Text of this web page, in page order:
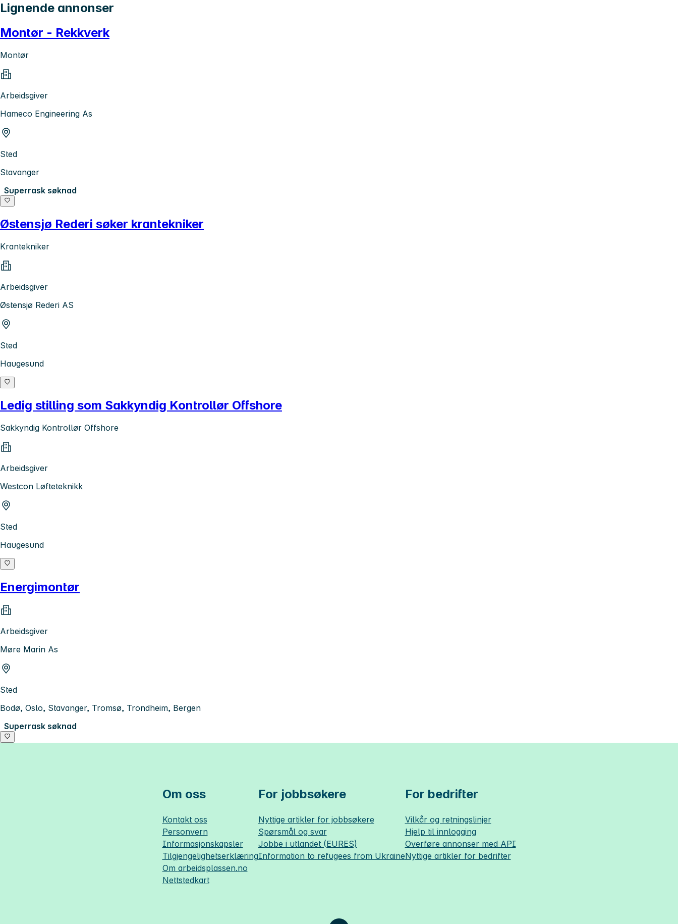
Lignende annonser
Montør - Rekkverk
Montør
Arbeidsgiver
Hameco Engineering As
Sted
Stavanger
Superrask søknad
Østensjø Rederi søker krantekniker
Krantekniker
Arbeidsgiver
Østensjø Rederi AS
Sted
Haugesund
Ledig stilling som Sakkyndig Kontrollør Offshore
Sakkyndig Kontrollør Offshore
Arbeidsgiver
Westcon Løfteteknikk
Sted
Haugesund
Energimontør
Arbeidsgiver
Møre Marin As
Sted
Bodø, Oslo, Stavanger, Tromsø, Trondheim, Bergen
Superrask søknad
Om oss
Kontakt oss
Personvern
Informasjonskapsler
Tilgjengelighetserklæring
Om arbeidsplassen.no
Nettstedkart
For jobbsøkere
Nyttige artikler for jobbsøkere
Spørsmål og svar
Jobbe i utlandet (EURES)
Information to refugees from Ukraine
For bedrifter
Vilkår og retningslinjer
Hjelp til innlogging
Overføre annonser med API
Nyttige artikler for bedrifter